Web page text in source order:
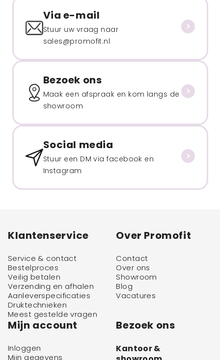
Via e-mail
Stuur uw vraag naar
sales@promofit.nl
Bezoek ons
Maak een afspraak en kom langs de
showroom
Social media
Stuur een DM via facebook en
Instagram
Klantenservice
Service & contact
Bestelproces
Veilig betalen
Verzending en afhalen
Aanleverspecificaties
Druktechnieken
Meest gestelde vragen
Over Promofit
Contact
Over ons
Showroom
Blog
Vacatures
Mijn account
Inloggen
Mijn gegevens
Bezoek ons
Kantoor &